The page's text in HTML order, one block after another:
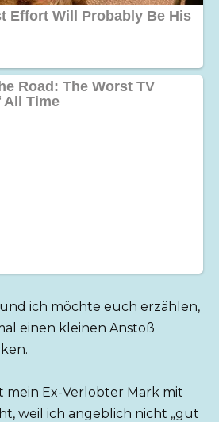
ich möchte euch erzählen,
einen kleinen Anstoß
mein Ex-Verlobter Mark mit
weil ich angeblich nicht „gut